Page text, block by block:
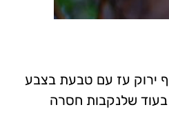
ירוק עז עם טבעת בצבע
בעוד שלנקבות חסרה